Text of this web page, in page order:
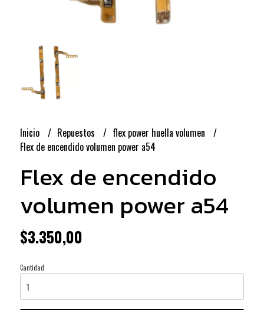
Inicio Repuestos
flex power huella volumen
Flex de encendido volumen power a54
Flex de encendido
volumen power a54
$3.350,00
Cantidad